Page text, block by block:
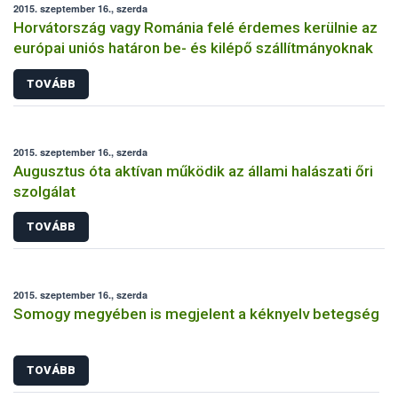
2015. szeptember 16., szerda
Horvátország vagy Románia felé érdemes kerülnie az
európai uniós határon be- és kilépő szállítmányoknak
TOVÁBB
2015. szeptember 16., szerda
Augusztus óta aktívan működik az állami halászati őri
szolgálat
TOVÁBB
2015. szeptember 16., szerda
Somogy megyében is megjelent a kéknyelv betegség
TOVÁBB